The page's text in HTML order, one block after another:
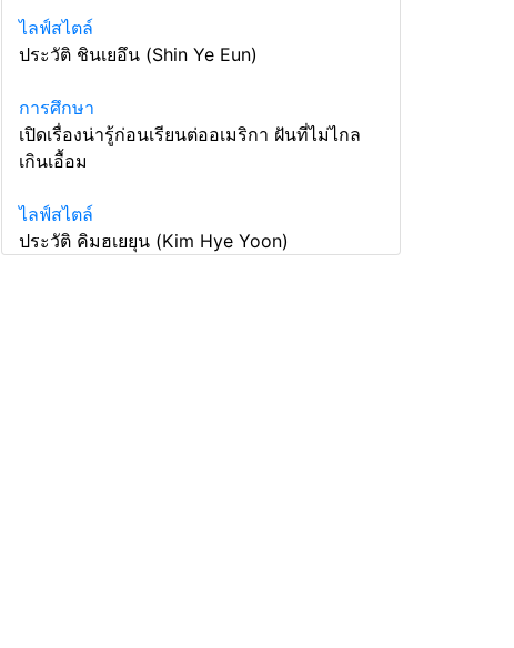
ไลฟ์สไตล์
ประวัติ ชินเยอึน (Shin Ye Eun)
การศึกษา
เปิดเรื่องน่ารู้ก่อนเรียนต่ออเมริกา ฝันที่ไม่ไกล
เกินเอื้อม
ไลฟ์สไตล์
ประวัติ คิมฮเยยุน (Kim Hye Yoon)